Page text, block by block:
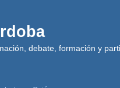
debate, formación y